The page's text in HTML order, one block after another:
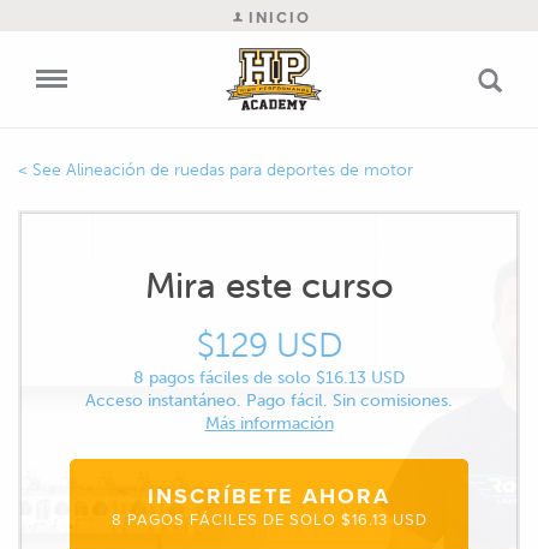
INICIO
Alineación de ruedas para deportes de motor
Mira este curso
$129 USD
8 pagos fáciles de solo $16.13 USD
Acceso instantáneo. Pago fácil. Sin comisiones.
Más información
INSCRÍBETE AHORA
8 PAGOS FÁCILES DE SOLO $16.13 USD